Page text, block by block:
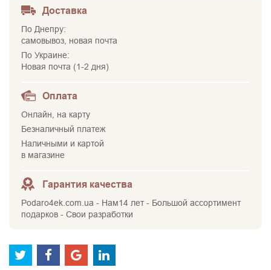
Доставка
По Днепру:
самовывоз, новая почта
По Украине:
Новая почта (1-2 дня)
Оплата
Онлайн, на карту
Безналичный платеж
Наличными и картой
в магазине
Гарантия качества
Podaro4ek.com.ua - Нам14 лет - Большой ассортимент
подарков - Свои разработки